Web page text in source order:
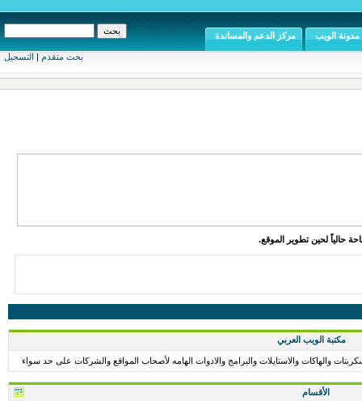
بحث متقدم | التسجيل
مدونة الويب مركز الدعم والمساندة
حالياً لحين تطوير الموقع.
مكتبة الويب العربي
والهاكات والاستايلات والبرامج والادوات الهامه لأصحاب المواقع والشركات على حد سواء
الأقسام